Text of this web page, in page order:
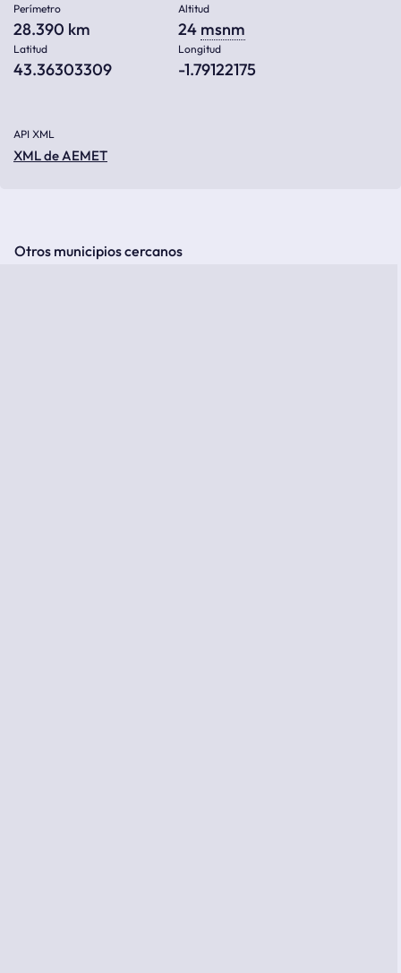
Perímetro
28.390 km
Altitud
24 msnm
Latitud
43.36303309
Longitud
-1.79122175
API XML
XML de AEMET
Otros municipios cercanos